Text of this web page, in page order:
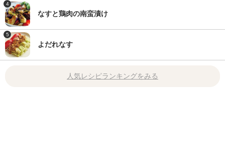
4
なすと鶏肉の南蛮漬け
5
よだれなす
人気レシピランキングをみる